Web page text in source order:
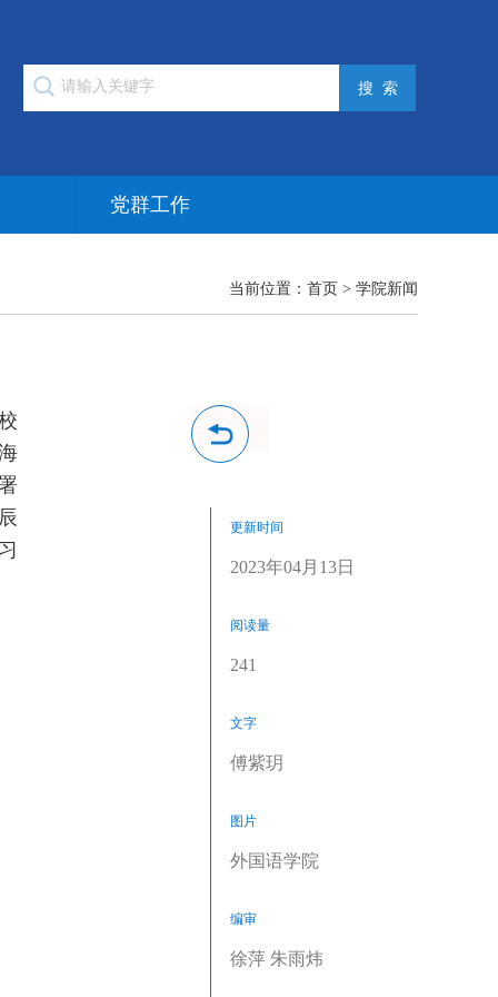
党群工作
当前位置： 首页 > 学院新闻
更新时间
2023年04月13日
阅读量
241
文字
傅紫玥
图片
外国语学院
编审
徐萍 朱雨炜